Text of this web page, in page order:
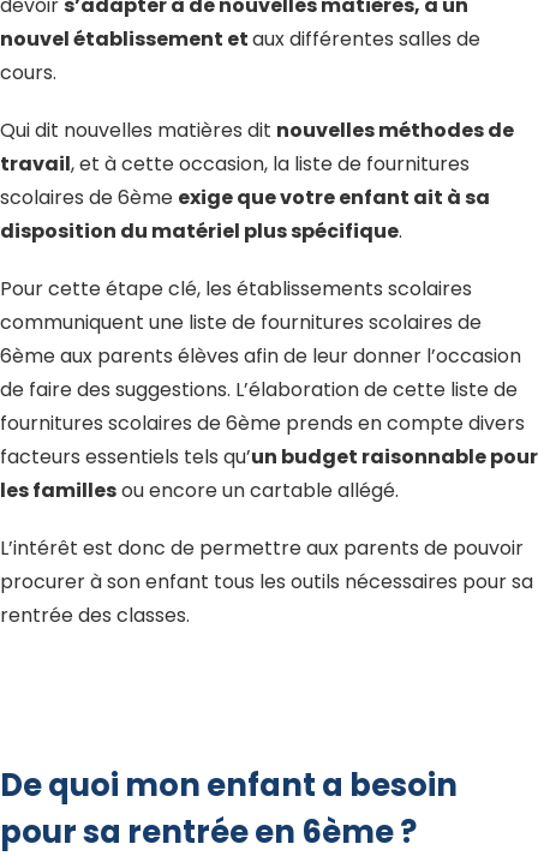
devoirs’adapter à de nouvelles matières, a un
nouvel établissement etaux différentes salles de
cours.
Qui dit nouvelles matières dit nouvelles méthodes de
travail, et à cette occasion, la liste de fournitures
scolaires de 6ème exige que votre enfant ait à sa
disposition du matériel plus spécifique.
Pour cette étape clé, les établissements scolaires
communiquent une liste de fournitures scolaires de
6ème aux parents élèves afin de leur donner l’occasion
de faire des suggestions. L’élaboration de cette liste de
fournitures scolaires de 6ème prends en compte divers
facteurs essentiels tels qu’un budget raisonnable pour
les famillesou encore un cartable allégé.
L’intérêt est donc de permettre aux parents de pouvoir
procurer à son enfant tous les outils nécessaires pour sa
rentrée des classes.
De quoi mon enfant a besoin
pour sa rentrée en 6ème ?